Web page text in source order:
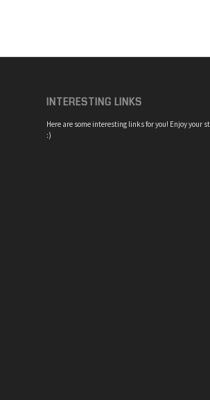
INTERESTING LINKS
Here are some interesting links for you! Enjoy your
:)